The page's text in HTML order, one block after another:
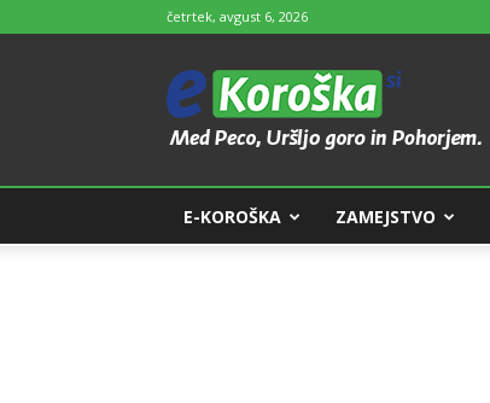
četrtek, avgust 6, 2026
e-
Koroška
E-KOROŠKA ZAMEJSTVO